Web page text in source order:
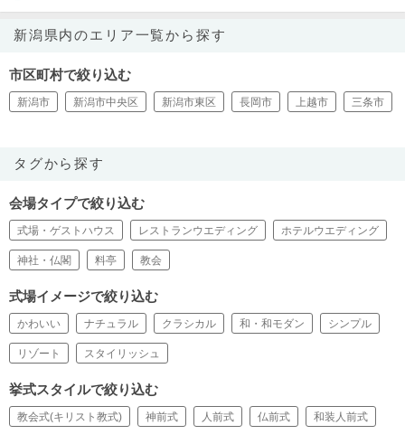
新潟県内のエリア一覧から探す
市区町村で絞り込む
新潟市 新潟市中央区 新潟市東区 長岡市 上越市 三条市
タグから探す
会場タイプで絞り込む
式場・ゲストハウス レストランウエディング ホテルウエディング
神社・仏閣 料亭 教会
式場イメージで絞り込む
かわいい ナチュラル クラシカル 和・和モダン シンプル
リゾート スタイリッシュ
挙式スタイルで絞り込む
教会式(キリスト教式) 神前式 人前式 仏前式 和装人前式